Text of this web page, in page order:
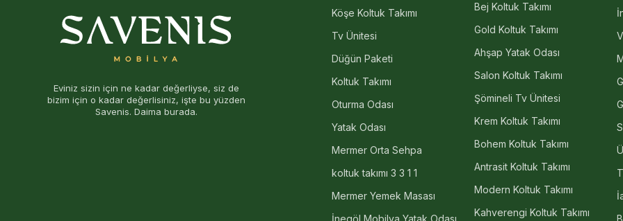
Eviniz sizin için ne kadar değerliyse, siz de
bizim için o kadar değerlisiniz, işte bu yüzden
Savenis. Daima burada.
Köşe Koltuk Takımı
Tv Ünitesi
Düğün Paketi
Koltuk Takımı
Oturma Odası
Yatak Odası
Mermer Orta Sehpa
koltuk takımı 3 3 1 1
Mermer Yemek Masası
İnegöl Mobilya Yatak Odası
Bej Koltuk Takımı
Gold Koltuk Takımı
Ahşap Yatak Odası
Salon Koltuk Takımı
Şömineli Tv Ünitesi
Krem Koltuk Takımı
Bohem Koltuk Takımı
Antrasit Koltuk Takımı
Modern Koltuk Takımı
Kahverengi Koltuk Takımı